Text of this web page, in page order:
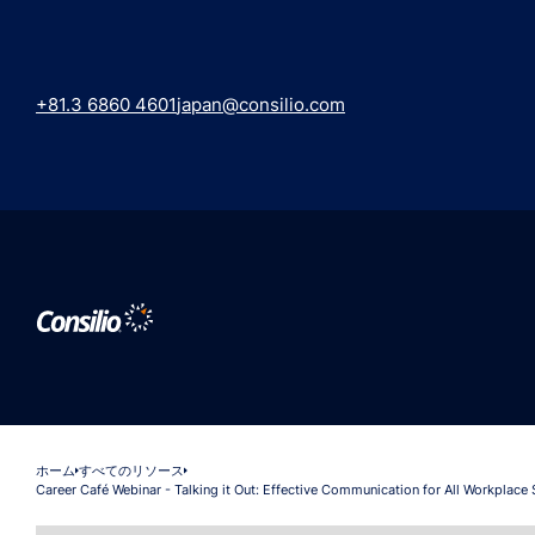
+81.3 6860 4601japan@consilio.com
ホーム すべてのリソース
Career Café Webinar - Talking it Out: Effective Communication for All Workplace